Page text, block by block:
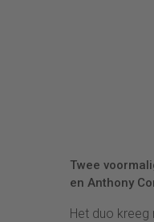
Twee
en Anthony
Het duo